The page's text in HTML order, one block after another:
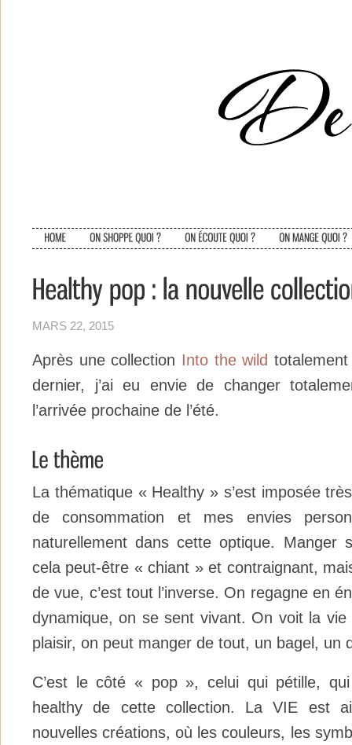
MARS 22, 2015
Après une collection Into the wild
dernier, j’ai eu envie de changer
l’arrivée prochaine de l’été.
La thématique « Healthy » s’est imposée
de consommation et mes envies
naturellement dans cette optique. Manger
cela peut-être « chiant » et contraignant,
de vue, c’est tout l’inverse. On regagne en
dynamique, on se sent vivant. On voit la
plaisir, on peut manger de tout, un bagel,
C’est le côté « pop », celui qui pétille,
healthy de cette collection. La VIE est
nouvelles créations, où les couleurs, les